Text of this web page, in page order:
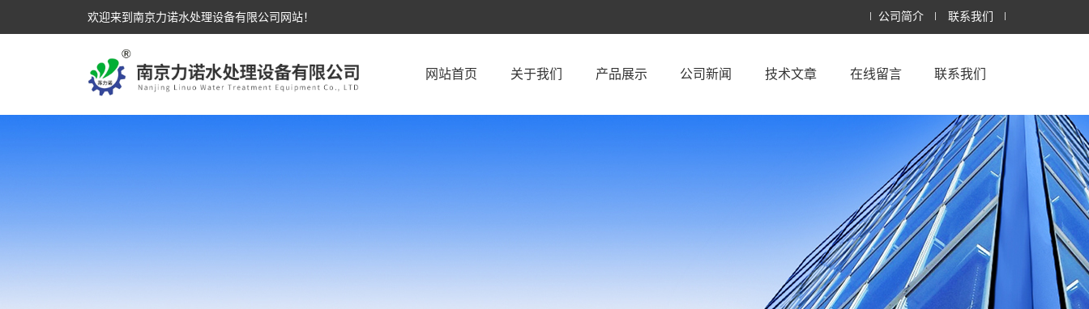
欢迎来到南京力诺水处理设备有限公司网站！ 公司简介 联系我们
网站首页 关于我们 产品展示 公司新闻 技术文章 在线留言 联系我们